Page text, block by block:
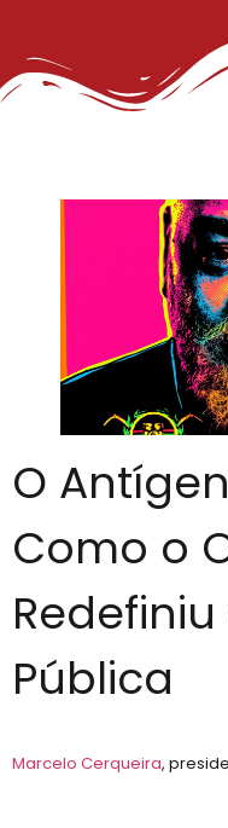
O
Como o
Pública
Marcelo Cerqueira,